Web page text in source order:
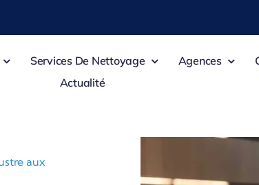
Services De Nettoyage Agences
Actualité
aux